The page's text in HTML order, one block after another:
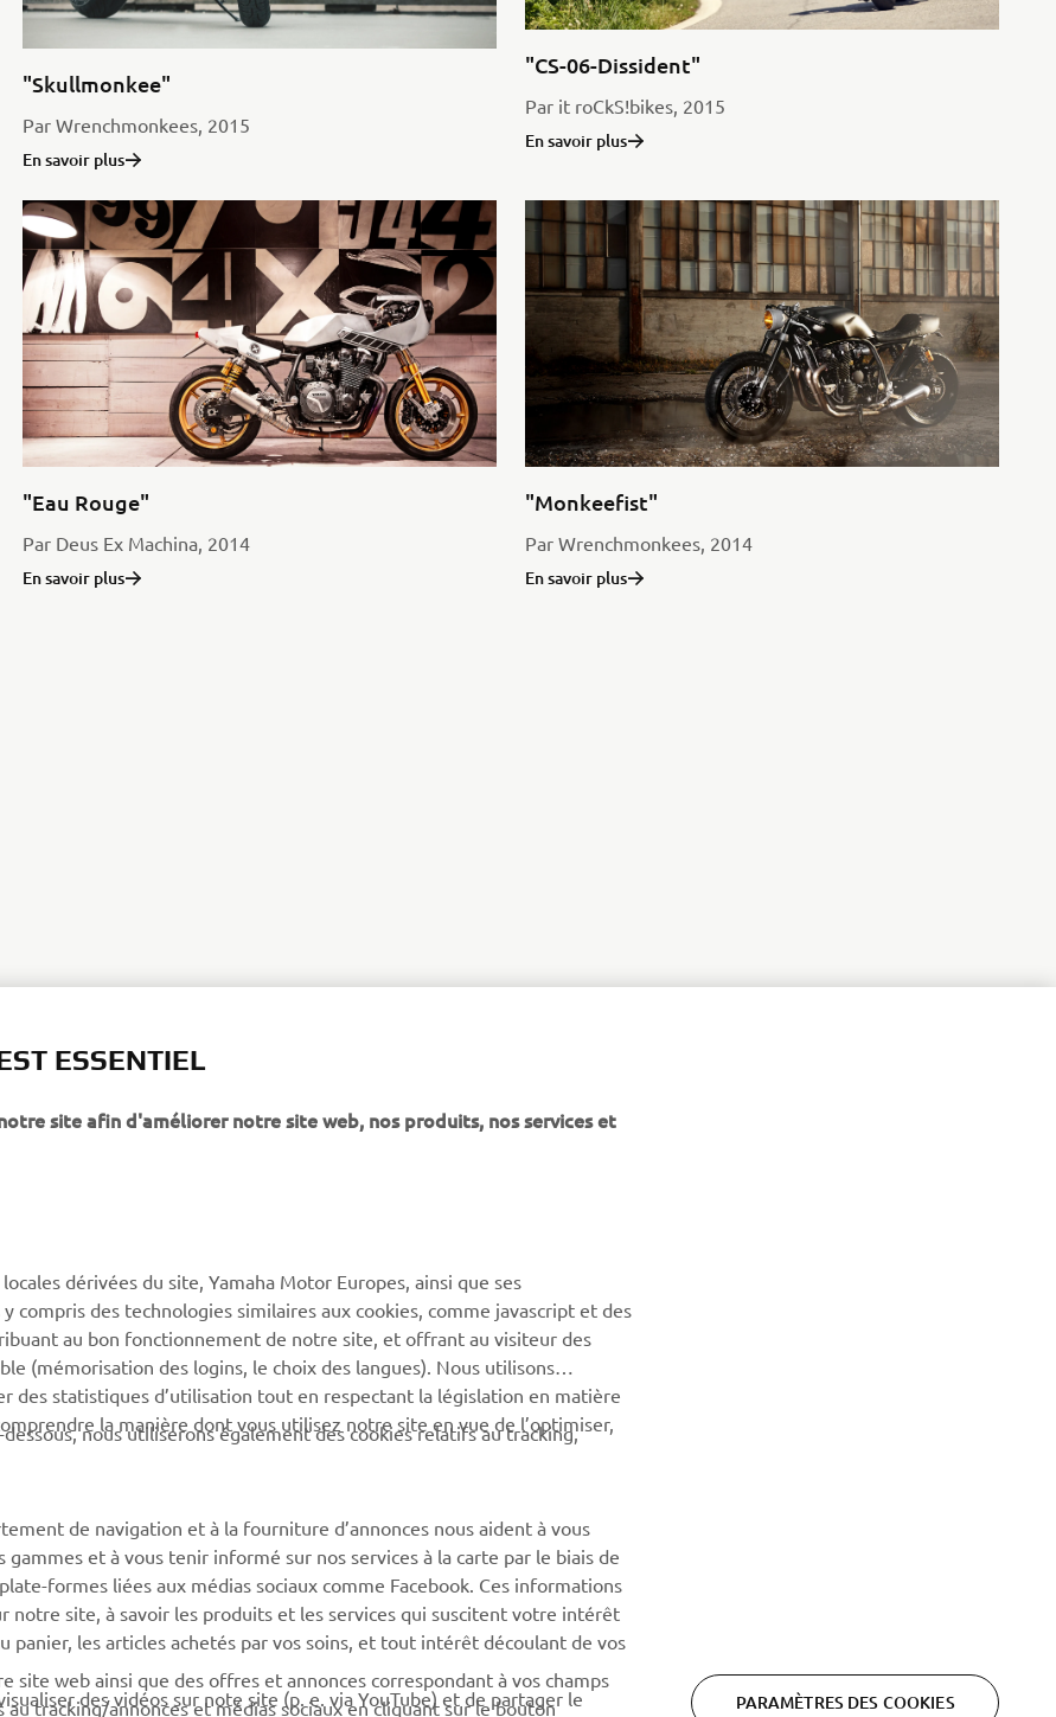
"Skullmonkee"
Par Wrenchmonkees, 2015
En savoir plus
"CS-06-Dissident"
Par it roCkS!bikes, 2015
En savoir plus
"Eau Rouge"
Par Deus Ex Machina, 2014
En savoir plus
"Monkeefist"
Par Wrenchmonkees, 2014
En savoir plus
MyYamaha
Yamaha Music
Yamaha Racing
Yamaha Motor Global
Catalogue des pièces
Réserver un entretien
Réseau Yamaha
Gestion des déchets de
batteries
événements spéciaux, les nouveautés et bien plus encore
Lisez notre politique de confidentialité pour savoir comment
ESSENTIEL
site afin d'améliorer notre site web, nos produits, nos services et
dérivées du site, Yamaha Motor Europes, ainsi que ses
compris des technologies similaires aux cookies, comme javascript et des
au bon fonctionnement de notre site, et offrant au visiteur des
(mémorisation des logins, le choix des langues). Nous utilisons
des statistiques d’utilisation tout en respectant la législation en matière
la manière dont vous utilisez notre site en vue de l’optimiser,
nous utiliserons également des cookies relatifs au tracking,
de navigation et à la fourniture d’annonces nous aident à vous
et à vous tenir informé sur nos services à la carte par le biais de
formes liées aux médias sociaux comme Facebook. Ces informations
notre site, à savoir les produits et les services qui suscitent votre intérêt
panier, les articles achetés par vos soins, et tout intérêt découlant de vos
des vidéos sur note site (p. e. via YouTube) et de partager le
web ainsi que des offres et annonces correspondant à vos champs
tracking/annonces et médias sociaux en cliquant sur le bouton
PARAMÈTRES DES COOKIES